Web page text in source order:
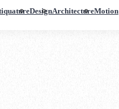
DesignArchitectureMotion